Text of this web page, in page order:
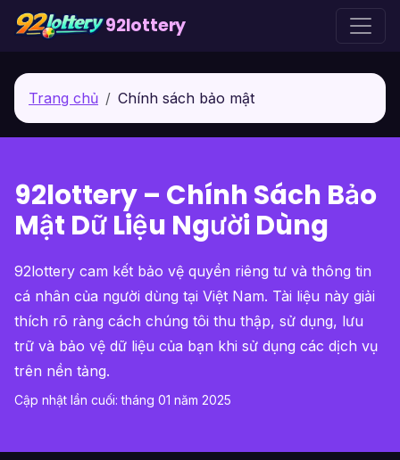
92lottery
Trang chủ Chính sách bảo mật
92lottery – Chính Sách Bảo
Mật Dữ Liệu Người Dùng
92lottery cam kết bảo vệ quyền riêng tư và thông tin
cá nhân của người dùng tại Việt Nam. Tài liệu này giải
thích rõ ràng cách chúng tôi thu thập, sử dụng, lưu
trữ và bảo vệ dữ liệu của bạn khi sử dụng các dịch vụ
trên nền tảng.
Cập nhật lần cuối: tháng 01 năm 2025